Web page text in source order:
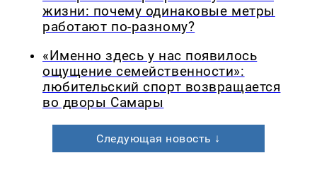
жизни: почему одинаковые метры
работают по-разному?
«Именно здесь у нас появилось
ощущение семейственности»:
любительский спорт возвращается
во дворы Самары
Следующая новость ↓